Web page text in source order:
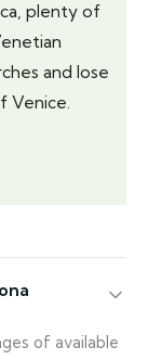
plenty of
and lose
Venice.
of available